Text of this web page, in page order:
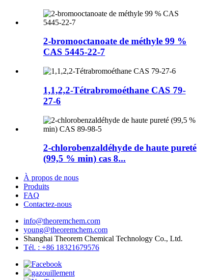
2-bromooctanoate de méthyle 99 %
CAS 5445-22-7
1,1,2,2-Tétrabromoéthane CAS 79-
27-6
2-chlorobenzaldéhyde de haute pureté
(99,5 % min) cas 8...
À propos de nous
Produits
FAQ
Contactez-nous
info@theoremchem.com
young@theoremchem.com
Shanghai Theorem Chemical Technology Co., Ltd.
Tél. : +86 18321679576